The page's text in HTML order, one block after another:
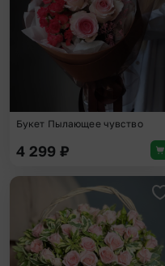
Букет Пылающее чувство
4 299 ₽